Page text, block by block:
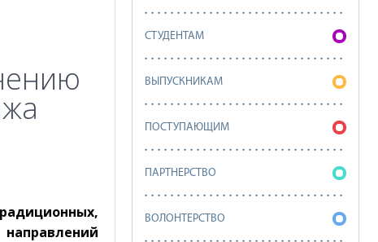
СТУДЕНТАМ
ВЫПУСКНИКАМ
ПОСТУПАЮЩИМ
ПАРТНЕРСТВО
ВОЛОНТЕРСТВО